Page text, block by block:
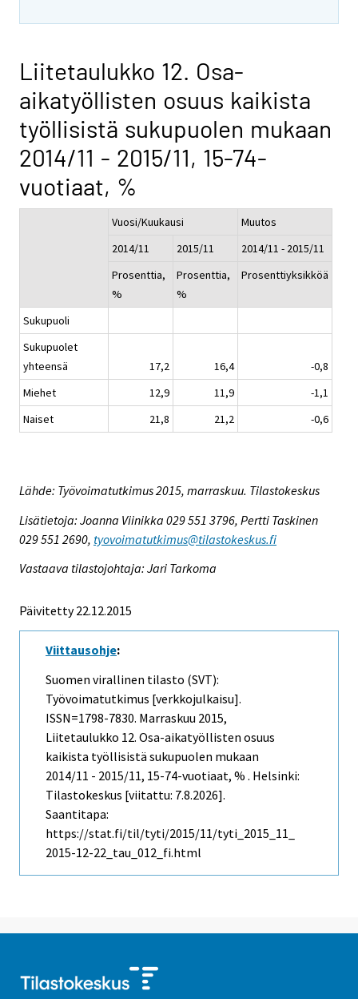
Liitetaulukko 12. Osa-
aikatyöllisten osuus kaikista
työllisistä sukupuolen mukaan
2014/11 - 2015/11, 15-74-
vuotiaat, %
Vuosi/Kuukausi
Muutos
2014/11
2015/11
2014/11 - 2015/11
Prosenttia,
%
Prosenttia,
%
Prosenttiyksikköä
Sukupuoli
Sukupuolet
yhteensä
17,2 16,4
-0,8
Miehet
12,9 11,9
-1,1
Naiset
21,8 21,2 -0,6
Lähde: Työvoimatutkimus 2015, marraskuu. Tilastokeskus
Lisätietoja: Joanna Viinikka 029 551 3796, Pertti Taskinen
029 551 2690, tyovoimatutkimus@tilastokeskus.fi
Vastaava tilastojohtaja: Jari Tarkoma
Päivitetty 22.12.2015
Viittausohje:
Suomen virallinen tilasto (SVT):
Työvoimatutkimus [verkkojulkaisu].
ISSN=1798-7830. Marraskuu 2015,
Liitetaulukko 12. Osa-aikatyöllisten osuus
kaikista työllisistä sukupuolen mukaan
2014/11 - 2015/11, 15-74-vuotiaat, % . Helsinki:
Tilastokeskus [viitattu: 7.8.2026].
Saantitapa:
https://stat.fi/til/tyti/2015/11/tyti_2015_11_
2015-12-22_tau_012_fi.html